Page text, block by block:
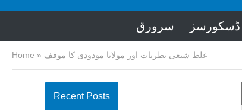
سرورق
Home » غلط شیعی نظریات اور مولانا مودودی کا موقف
Recent Posts